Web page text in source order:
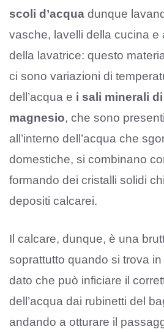
scoli d’acqua dunque
vasche, lavelli della cucina e
della lavatrice: questo
ci sono variazioni di
dell’acqua e i sali minerali
magnesio, che sono
all’interno dell’acqua che
domestiche, si combinano
formando dei cristalli solidi
depositi calcarei.
Il calcare, dunque, è una
soprattutto quando si trova
dato che può inficiare il
dell’acqua dai rubinetti del
andando a otturare il